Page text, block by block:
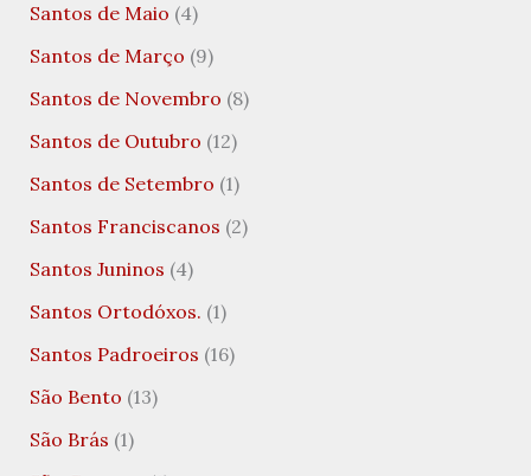
Santos de Maio (4)
Santos de Março (9)
Santos de Novembro (8)
Santos de Outubro (12)
Santos de Setembro (1)
Santos Franciscanos (2)
Santos Juninos (4)
Santos Ortodóxos. (1)
Santos Padroeiros (16)
São Bento (13)
São Brás (1)